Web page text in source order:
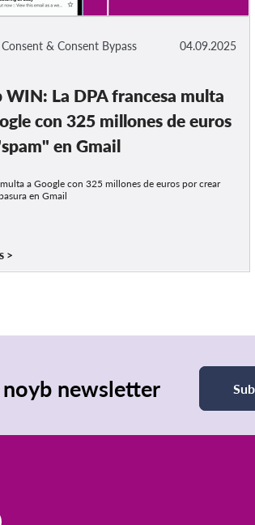
04.09.2025
& Consent Bypass
WIN: La DPA francesa multa
con 325 millones de euros
en Gmail
a Google con 325 millones de euros por crear
en Gmail
newsletter